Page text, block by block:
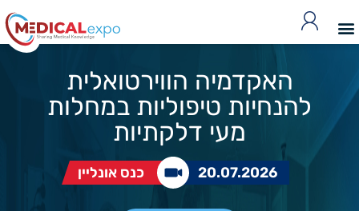
האקדמיה הווירטואלית
להנחיות טיפוליות במחלות
מעי דלקתיות
20.07.2026 כנס אונליין